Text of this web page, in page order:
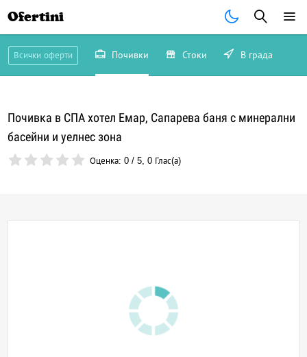
Ofertini
Всички оферти Почивки Стоки В града
Почивка в СПА хотел Емар, Сапарева баня с минерални
басейни и уелнес зона
Оценка:0 /5,0 Глас(а)